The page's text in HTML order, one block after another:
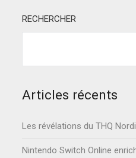
RECHERCHER
Articles récents
Les révélations du THQ
Nintendo Switch Online